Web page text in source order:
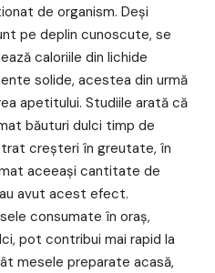
de organism. Deși
pe deplin cunoscute, se
caloriile din lichide
solide, acestea din urmă
apetitului. Studiile arată că
băuturi dulci timp de
creșteri în greutate, în
aceeași cantitate de
avut acest efect.
consumate în oraș,
pot contribui mai rapid la
mesele preparate acasă,